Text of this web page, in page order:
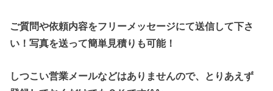
ご質問や依頼内容をフリーメッセージにて送信して下さ
い！写真を送って簡単見積りも可能！
しつこい営業メールなどはありませんので、とりあえず